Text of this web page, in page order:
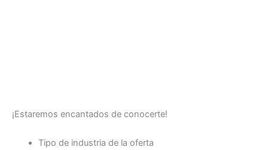
¡Estaremos encantados de conocerte!
Tipo de industria de la oferta